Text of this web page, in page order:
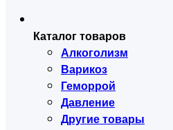
Каталог товаров
Алкоголизм
Варикоз
Геморрой
Давление
Другие товары